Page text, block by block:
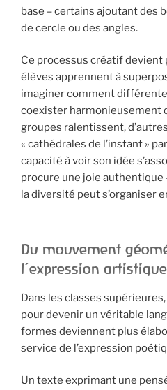
base – certains ajoutant des
de cercle ou des angles.
Ce processus créatif
élèves apprennent à
imaginer comment
coexister harmonieusement
groupes ralentissent,
« cathédrales de l’instant »
capacité à voir son idée
procure une joie authentique
la diversité peut s’organiser
Du mouvement
l’expression artistique
Dans les classes
pour devenir un véritable
formes deviennent plus
service de l’expression
Un texte exprimant une